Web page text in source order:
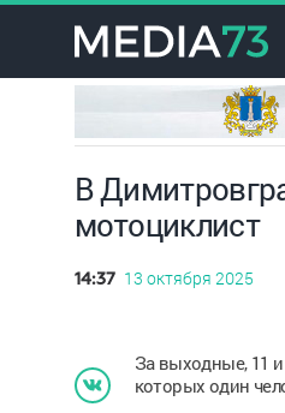
В
мотоциклист
14:37 13 октября 2025
За выходные, 11
которых один